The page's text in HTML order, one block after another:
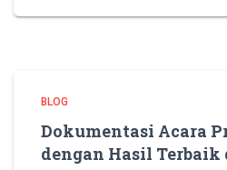
BLOG
Dokumentasi Acara
dengan Hasil Terbaik